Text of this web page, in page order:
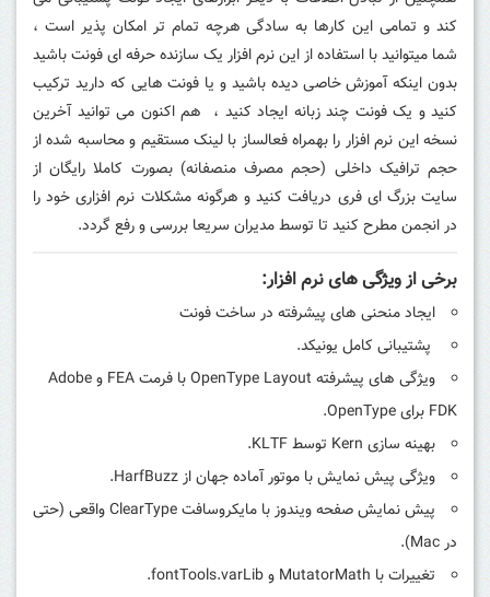
کند و تمامی این کارها به سادگی هرچه تمام تر امکان پذیر است ،
شما میتوانید با استفاده از این نرم افزار یک سازنده حرفه ای فونت باشید
بدون اینکه آموزش خاصی دیده باشید و یا فونت هایی که دارید ترکیب
کنید و یک فونت چند زبانه ایجاد کنید ، هم اکنون می توانید آخرین
نسخه این نرم افزار را بهمراه فعالساز با لینک مستقیم و محاسبه شده از
حجم ترافیک داخلی (حجم مصرف منصفانه) بصورت کاملا رایگان از
سایت بزرگ ای فری دریافت کنید و هرگونه مشکلات نرم افزاری خود را
در انجمن مطرح کنید تا توسط مدیران سریعا بررسی و رفع گردد.
برخی از ویژگی های نرم افزار:
ایجاد منحنی های پیشرفته در ساخت فونت
پشتیبانی کامل یونیکد.
ویژگی های پیشرفته OpenType Layout با فرمت FEA ​​و Adobe
FDK برای OpenType.
بهینه سازی Kern توسط KLTF.
ویژگی پیش نمایش با موتور آماده جهان از HarfBuzz.
پیش نمایش صفحه ویندوز با مایکروسافت ClearType واقعی (حتی
در Mac).
تغییرات با MutatorMath و fontTools.varLib.